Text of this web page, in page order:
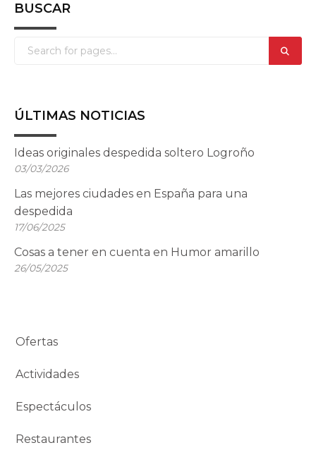
BUSCAR
ÚLTIMAS NOTICIAS
Ideas originales despedida soltero Logroño
03/03/2026
Las mejores ciudades en España para una
despedida
17/06/2025
Cosas a tener en cuenta en Humor amarillo
26/05/2025
Ofertas
Actividades
Espectáculos
Restaurantes